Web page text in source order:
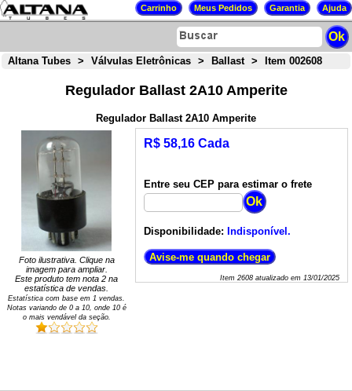
Altana Tubes > Válvulas Eletrônicas > Ballast > Item 002608
Regulador Ballast 2A10 Amperite
Regulador Ballast 2A10 Amperite
Foto ilustrativa. Clique na
imagem para ampliar.
Este produto tem nota 2 na
estatística de vendas.
Estatística com base em 1 vendas.
Notas variando de 0a 10, onde 10 é
o mais vendável da seção.
R$ 58,16 Cada
Entre seu CEP para estimar o frete
Disponibilidade: Indisponível.
Item 2608atualizado em 13/01/2025